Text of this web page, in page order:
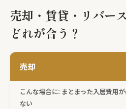
売却・賃貸・リバー
どれが合う？
売却
こんな場合に: まとまった入居費用
ない